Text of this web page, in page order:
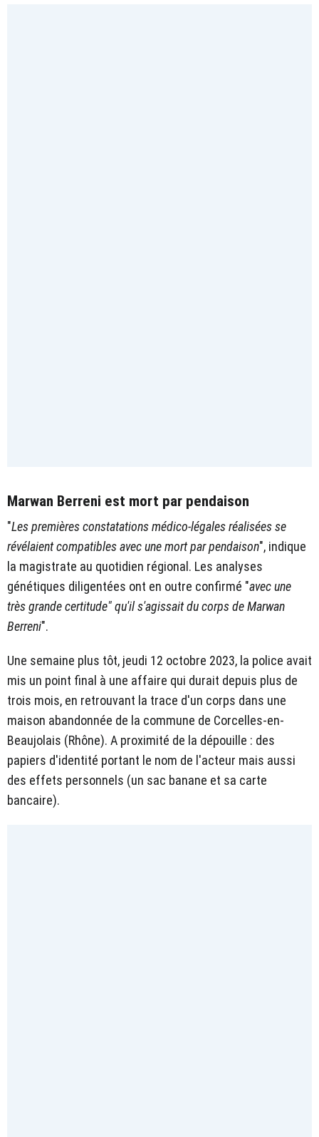
Marwan Berreni est mort par pendaison
"Les premières constatations médico-légales réalisées se
révélaient compatibles avec une mort par pendaison", indique
la magistrate au quotidien régional. Les analyses
génétiques diligentées ont en outre confirmé "avec une
très grande certitude" qu'il s'agissait du corps de Marwan
Berreni".
Une semaine plus tôt, jeudi 12 octobre 2023, la police avait
mis un point final à une affaire qui durait depuis plus de
trois mois, en retrouvant la trace d'un corps dans une
maison abandonnée de la commune de Corcelles-en-
Beaujolais (Rhône). A proximité de la dépouille : des
papiers d'identité portant le nom de l'acteur mais aussi
des effets personnels (un sac banane et sa carte
bancaire).